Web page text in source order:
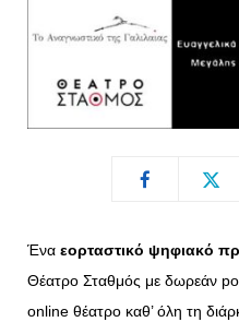
Ένα εορταστικό ψηφιακό
Θέατρο Σταθμός με δωρεάν
οnline θέατρο καθ’ όλη τη